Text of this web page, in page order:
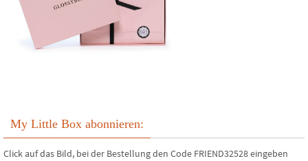
My Little Box abonnieren:
Click auf das Bild, bei der Bestellung den Code FRIEND32528 eingeben